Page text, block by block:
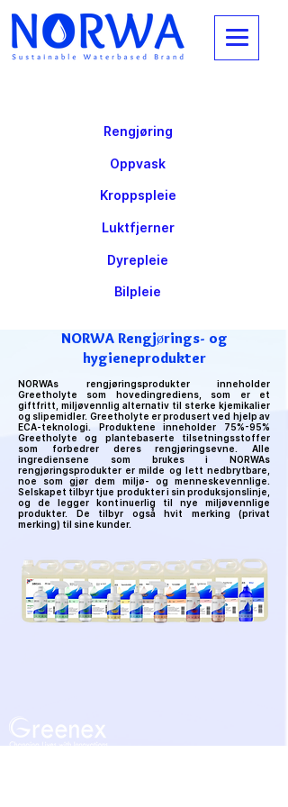
Rengjøring
Oppvask
Kroppspleie
Luktfjerner
Dyrepleie
Bilpleie
NORWA Rengjørings- og
hygieneprodukter
NORWAs rengjøringsprodukter inneholder
Greetholyte som hovedingrediens, som er et
giftfritt, miljøvennlig alternativ til sterke kjemikalier
og slipemidler. Greetholyte er produsert ved hjelp av
ECA-teknologi. Produktene inneholder 75%-95%
Greetholyte og plantebaserte tilsetningsstoffer
som forbedrer deres rengjøringsevne. Alle
ingrediensene som brukes i NORWAs
rengjøringsprodukter er milde og lett nedbrytbare,
noe som gjør dem miljø- og menneskevennlige.
Selskapet tilbyr tjue produkter i sin produksjonslinje,
og de legger kontinuerlig til nye miljøvennlige
produkter. De tilbyr også hvit merking (privat
merking) til sine kunder.